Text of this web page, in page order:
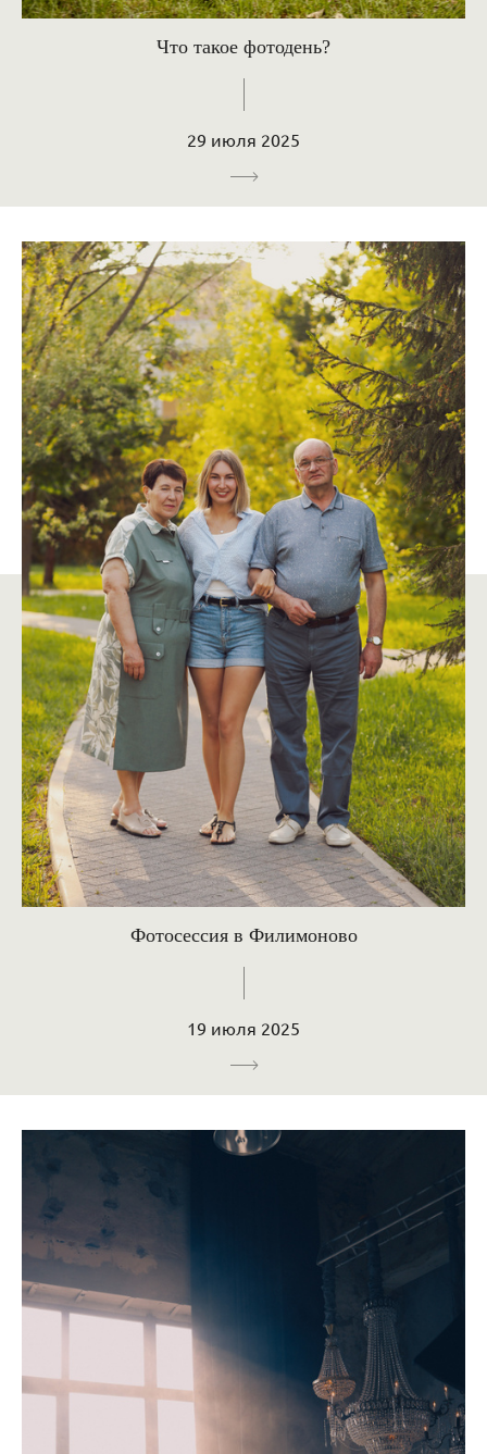
Что такое фотодень?
29 июля 2025
Фотосессия в Филимоново
19 июля 2025